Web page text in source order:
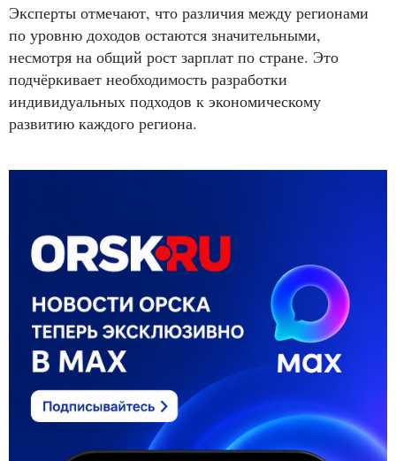
Эксперты отмечают, что различия между регионами
по уровню доходов остаются значительными,
несмотря на общий рост зарплат по стране. Это
подчёркивает необходимость разработки
индивидуальных подходов к экономическому
развитию каждого региона.